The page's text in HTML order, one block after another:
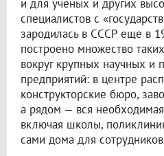
и для ученых и других
специалистов с
зародилась в СССР еще в
построено множество
вокруг крупных научных
предприятий: в центре
конструкторские бюро,
а рядом — вся
включая школы,
сами дома для